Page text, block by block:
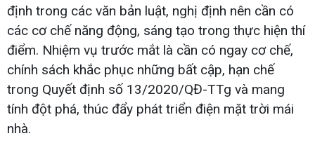
định trong các văn bản luật, nghị định nên cần có
các cơ chế năng động, sáng tạo trong thực hiện thí
điểm. Nhiệm vụ trước mắt là cần có ngay cơ chế,
chính sách khắc phục những bất cập, hạn chế
trong Quyết định số 13/2020/QĐ-TTg và mang
tính đột phá, thúc đẩy phát triển điện mặt trời mái
nhà.